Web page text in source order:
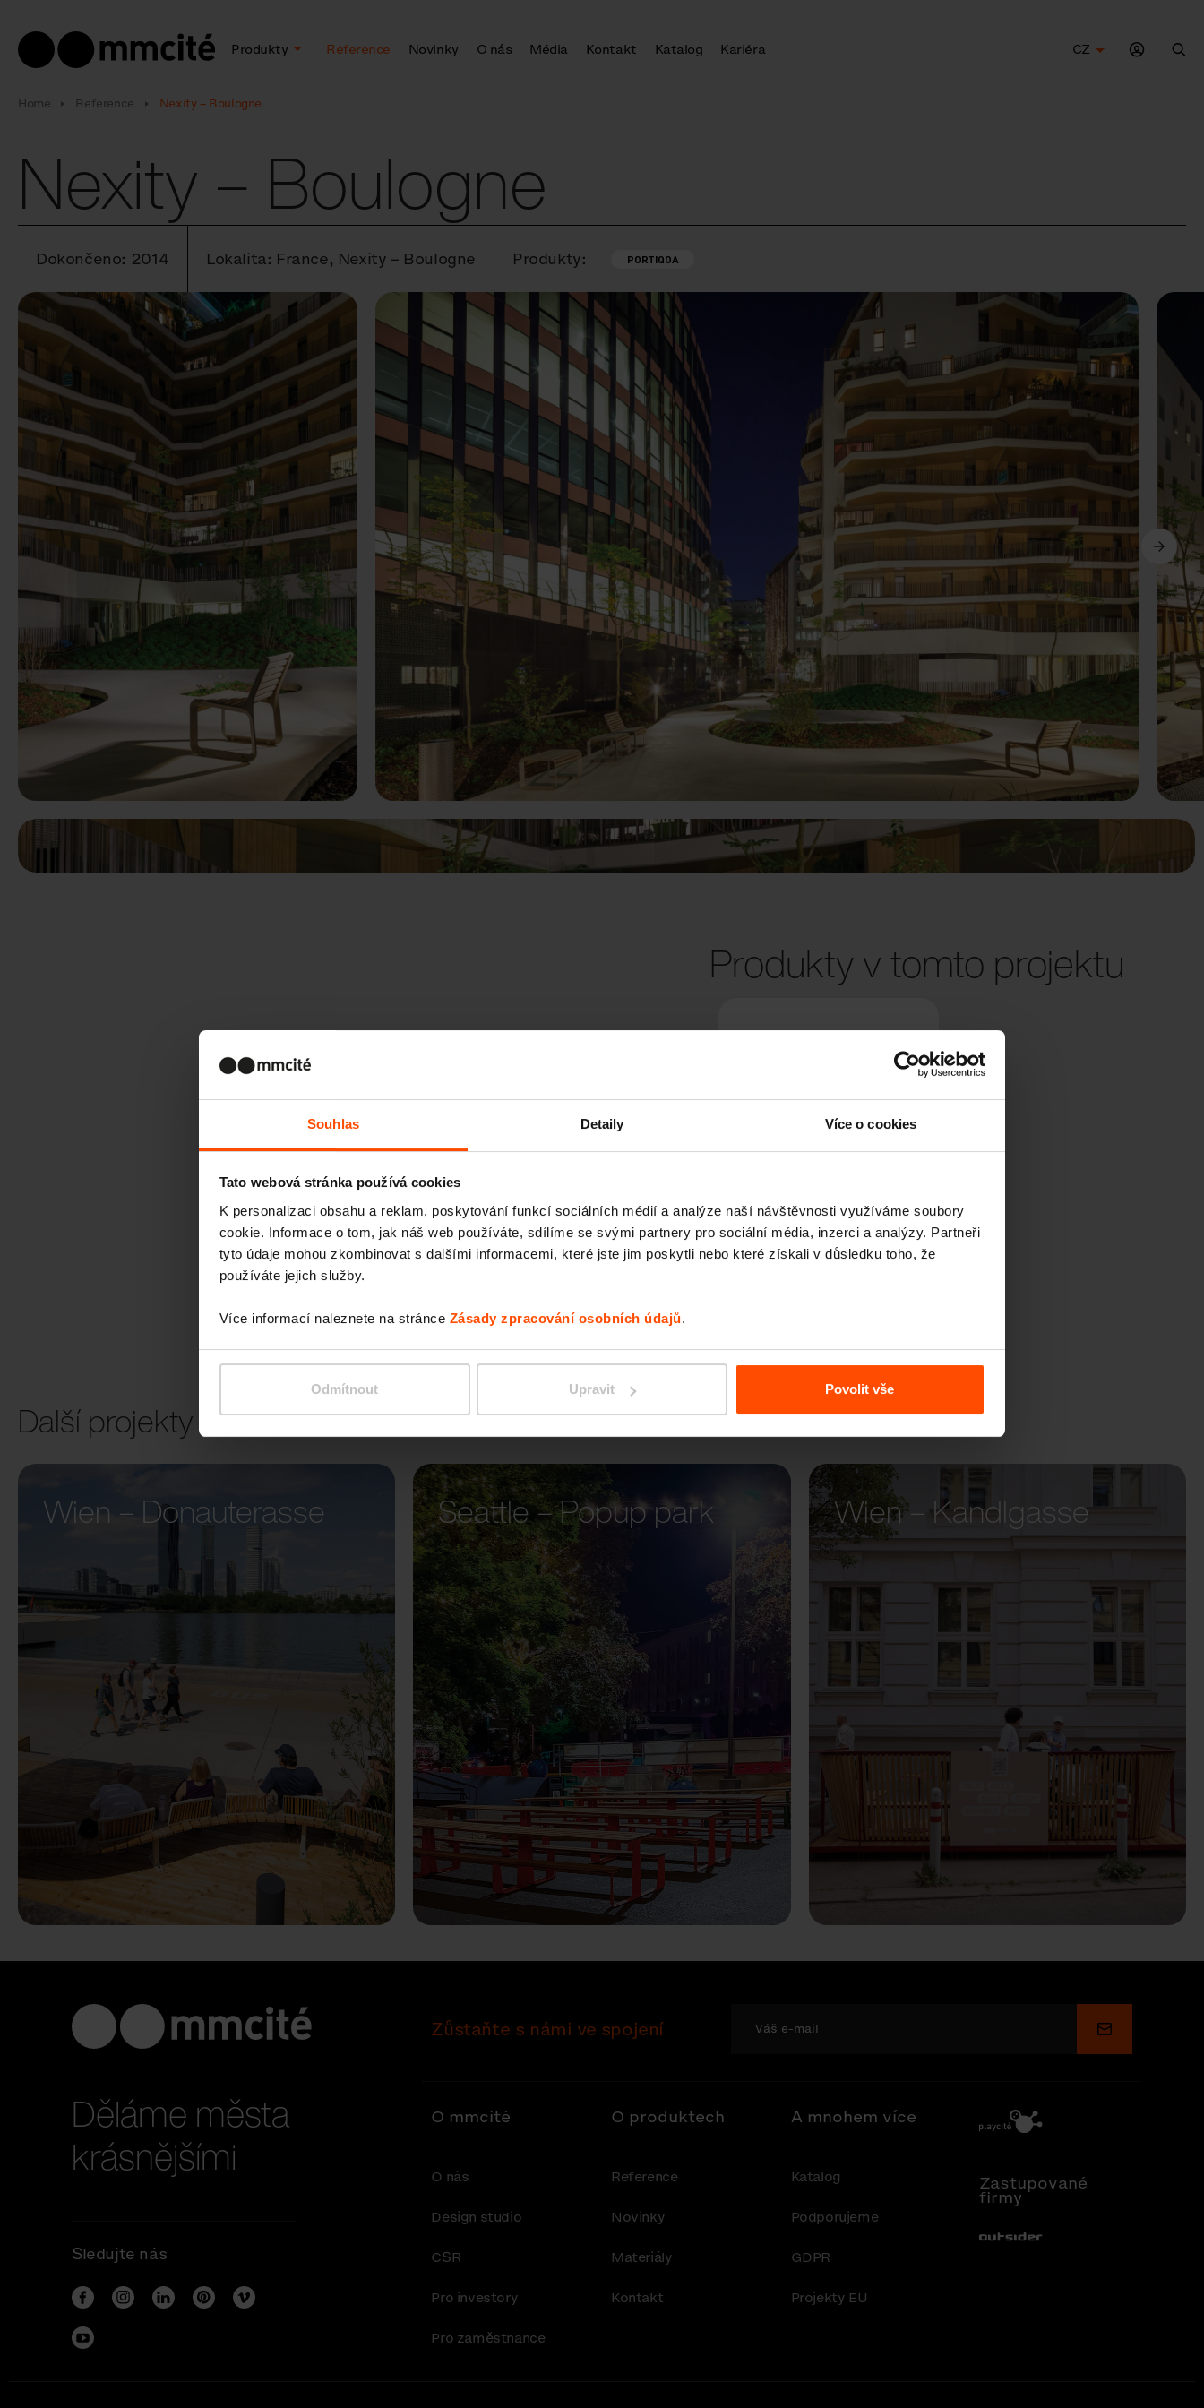
Souhlas Detaily Více o cookies
Tato webová stránka používá cookies
K personalizaci obsahu a reklam, poskytování funkcí sociálních médií a analýze naší návštěvnosti využíváme soubory
cookie. Informace o tom, jak náš web používáte, sdílíme se svými partnery pro sociální média, inzerci a analýzy. Partneři
tyto údaje mohou zkombinovat s dalšími informacemi, které jste jim poskytli nebo které získali v důsledku toho, že
používáte jejich služby.
Více informací naleznete na stránce Zásady zpracování osobních údajů.
Odmítnout Upravit Povolit vše
Produkty Reference Novinky O nás Média Kontakt Katalog Kariéra
CZ
Home Reference Nexity – Boulogne
Nexity – Boulogne
Dokončeno: 2014 Lokalita: France, Nexity – Boulogne Produkty: PORTIQOA
Předchozí Další
Produkty v tomto projektu
PORTIQOA
Další projekty
Wien – Donauterasse
Seattle – Popup park Wien – Kandlgasse
Děláme města
krásnějšími
Sledujte nás
Zůstaňte s námi ve spojení Odeslat
O mmcité
O nás
Design studio
CSR
Pro investory
Pro zaměstnance
O produktech
Reference
Novinky
Materiály
Kontakt
A mnohem více
Katalog
Podporujeme
GDPR
Projekty EU
Zastupované
firmy
Out-Sider